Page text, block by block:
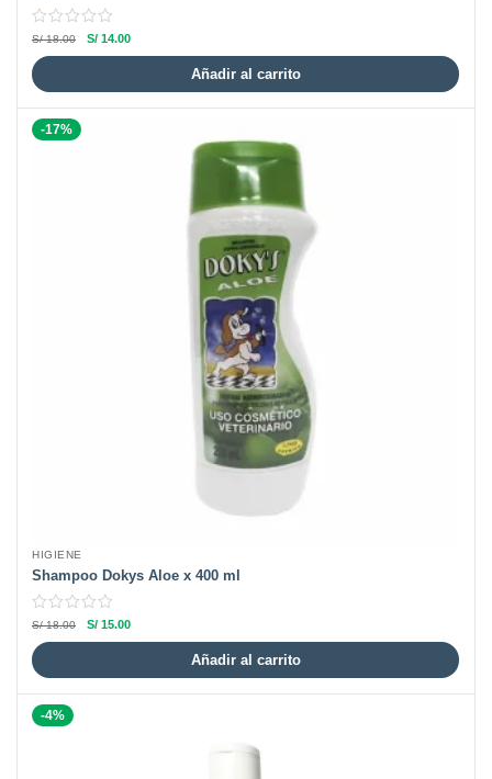
S/18.00 S/ 14.00
Añadir al carrito
-17%
HIGIENE
Shampoo Dokys Aloe x 400 ml
S/18.00 S/ 15.00
Añadir al carrito
-4%